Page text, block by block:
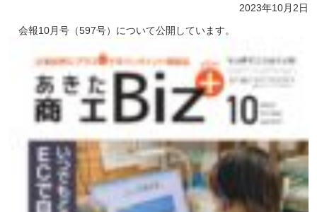
2023年10月2日
会報10月号（597号）について公開しています。